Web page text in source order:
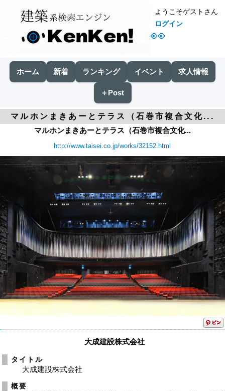
👀
ようこそゲストさん
ログイン
ホーム 新着 ランキング イベント 求人情報
＋Post
マルホンまきあーとテラス（石巻市複合文化...
マルホンまきあーとテラス（石巻市複合文化...
http://www.taisei.co.jp/works/32152.html
大成建設株式会社
タイトル
大成建設株式会社
概要